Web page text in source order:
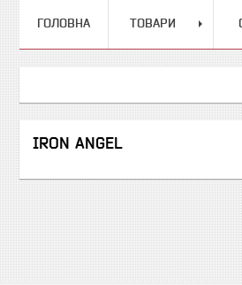
ГОЛОВНА ТОВАРИ
IRON ANGEL